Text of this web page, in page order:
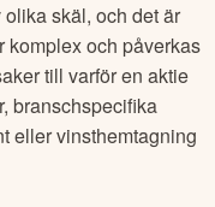
skäl, och det är
komplex och påverkas
till varför en aktie
branschspecifika
eller vinsthemtagning